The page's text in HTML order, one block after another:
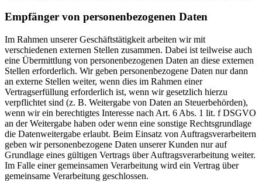
Empfänger von personenbezogenen Daten
Im Rahmen unserer Geschäftstätigkeit arbeiten wir mit
verschiedenen externen Stellen zusammen. Dabei ist teilweise auch
eine Übermittlung von personenbezogenen Daten an diese externen
Stellen erforderlich. Wir geben personenbezogene Daten nur dann
an externe Stellen weiter, wenn dies im Rahmen einer
Vertragserfüllung erforderlich ist, wenn wir gesetzlich hierzu
verpflichtet sind (z. B. Weitergabe von Daten an Steuerbehörden),
wenn wir ein berechtigtes Interesse nach Art. 6 Abs. 1 lit. f DSGVO
an der Weitergabe haben oder wenn eine sonstige Rechtsgrundlage
die Datenweitergabe erlaubt. Beim Einsatz von Auftragsverarbeitern
geben wir personenbezogene Daten unserer Kunden nur auf
Grundlage eines gültigen Vertrags über Auftragsverarbeitung weiter.
Im Falle einer gemeinsamen Verarbeitung wird ein Vertrag über
gemeinsame Verarbeitung geschlossen.